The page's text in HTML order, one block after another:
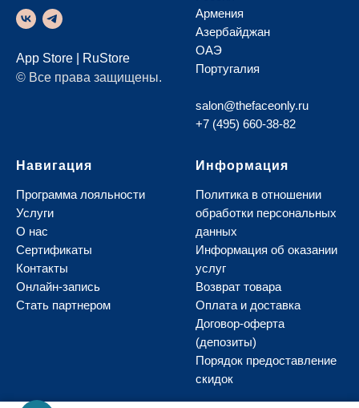
App Store
RuStore
© Все права защищены.
Армения
Азербайджан
ОАЭ
Португалия
salon@thefaceonly.ru
+7 (495) 660-38-82
Навигация
Программа лояльности
Услуги
О нас
Сертификаты
Контакты
Онлайн-запись
Стать партнером
Информация
Политика в отношении
обработки персональных
данных
Информация об оказании
услуг
Возврат товара
Оплата и доставка
Договор-оферта
(депозиты)
Порядок предоставление
скидок